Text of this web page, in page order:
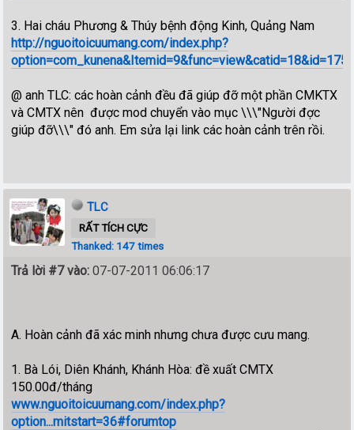
3. Hai cháu Phương & Thúy bệnh động Kinh, Quảng Nam
http://nguoitoicuumang.com/index.php?
@ anh TLC: các hoàn cảnh đều đã giúp đỡ một phần CMKTX
và CMTX nên được mod chuyển vào mục \\\"Người đợc
giúp đỡ\\\" đó anh. Em sửa lại link các hoàn cảnh trên rồi.
TLC
RẤT TÍCH CỰC
Thanked: 147 times
Trả lời #7 vào: 07-07-2011 06:06:17
A. Hoàn cảnh đã xác minh nhưng chưa được cưu mang.
1. Bà Lói, Diên Khánh, Khánh Hòa: đề xuất CMTX
150.00đ/tháng
www.nguoitoicuumang.com/index.php?
option...mitstart=36#forumtop